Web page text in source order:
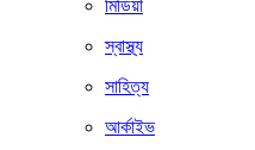
মিডিয়া
স্বাস্থ্য
সাহিত্য
আর্কাইভ